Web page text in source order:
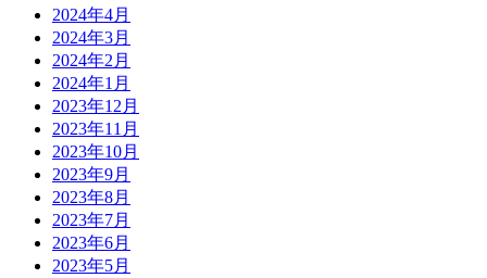
2024年4月
2024年3月
2024年2月
2024年1月
2023年12月
2023年11月
2023年10月
2023年9月
2023年8月
2023年7月
2023年6月
2023年5月